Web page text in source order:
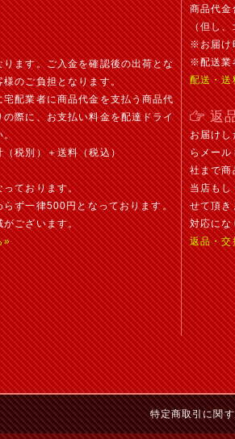
ます。ご入金を確認後の出荷とな
のご負担となります。
配業者に商品代金を支払う商品代
際に、お支払い料金を配達ドライ
。
税別）＋送料（税込）
ております。
ず一律500円となっております。
ございます。
»
商品代
（但し、
※お届け
※配送業
配送・送
返
お届けし
らメール
社まで商
当店もし
せて頂き
対応にな
返品・交
特定商取引に関